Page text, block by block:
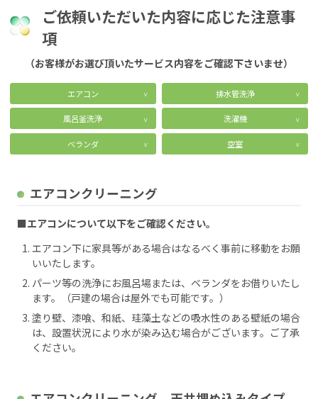
ご依頼いただいた内容に応じた注意事
項
（お客様がお選び頂いたサービス内容をご確認下さいませ）
エアコン 排水管洗浄
風呂釜洗浄 洗濯機
ベランダ 空室
エアコンクリーニング
■エアコンについて以下をご確認ください。
エアコン下に家具等がある場合はなるべく事前に移動をお願
いいたします。
パーツ等の洗浄にお風呂場または、ベランダをお借りいたし
ます。（戸建の場合は屋外でも可能です。）
塗り壁、漆喰、和紙、珪藻土などの吸水性のある壁紙の場合
は、設置状況により水が染み込む場合がございます。ご了承
ください。